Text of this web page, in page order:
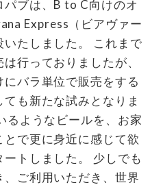
ブは、B to C向けのオ
Express（ビアヴァー
たしました。 これまで
行っておりましたが、
バラ単位で販売をする
も新たな試みとなりま
るようなビールを、お家
で更に身近に感じて欲
トしました。 少しでも
ご利用いただき、世界